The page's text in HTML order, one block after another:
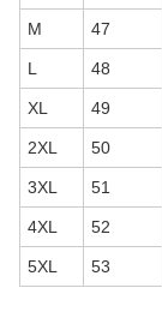
M 47
L 48
XL 49
2XL 50
3XL 51
4XL 52
5XL 53